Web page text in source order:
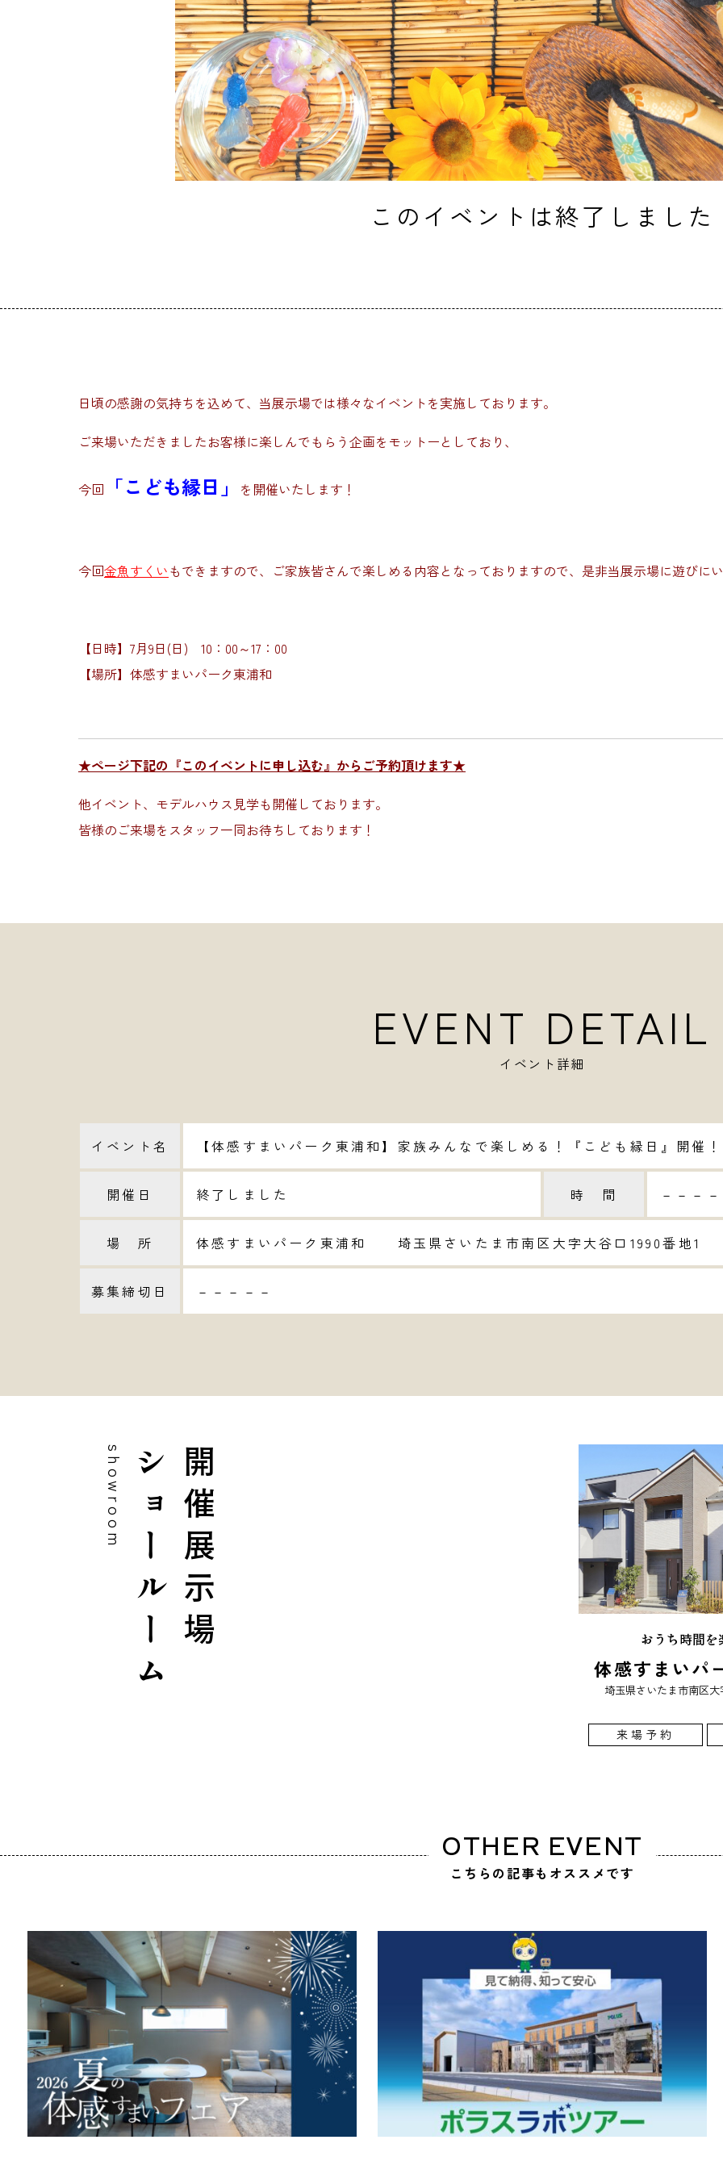
このイベントは終了しました
日頃の感謝の気持ちを込めて、当展示場では様々なイベントを実施しております。
ご来場いただきましたお客様に楽しんでもらう企画をモットーとしており、
今回 「こども縁日」 を開催いたします！
今回金魚すくいもできますので、ご家族皆さんで楽しめる内容となっておりますので、是非当展示場に遊びに
【日時】7月9日(日) 10：00～17：00
【場所】体感すまいパーク東浦和
★ページ下記の『このイベントに申し込む』からご予約頂けます★
他イベント、モデルハウス見学も開催しております。
皆様のご来場をスタッフ一同お待ちしております！
EVENT DETAIL
イベント詳細
イベント名 【体感すまいパーク東浦和】家族みんなで楽しめる！『こども縁日』開催！
開催日 終了しました 時 間 －－－
場 所 体感すまいパーク東浦和 埼玉県さいたま市南区大字大谷口1990番地1
募集締切日 －－－－－
開催展示場
ショールーム
showroom
おうち時間を
体感すまいパ
埼玉県さいたま市南区大
来場予約
OTHER EVENT
こちらの記事もオススメです